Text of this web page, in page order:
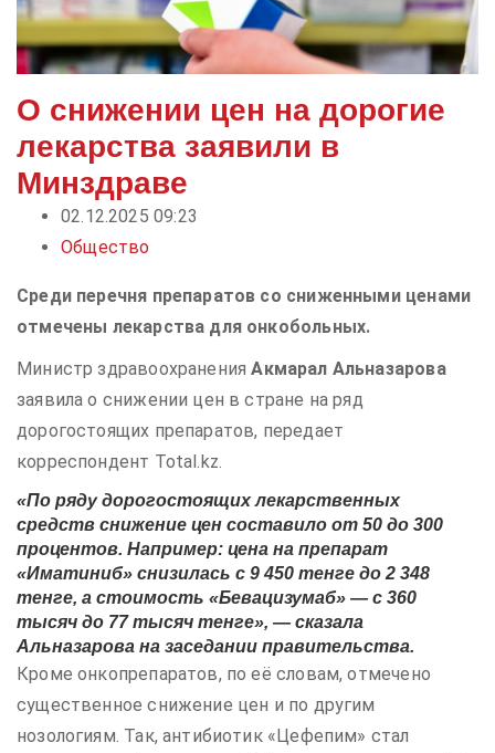
О снижении цен на дорогие
лекарства заявили в
Минздраве
02.12.2025 09:23
Общество
Среди перечня препаратов со сниженными ценами
отмечены лекарства для онкобольных.
Министр здравоохраненияАкмарал Альназарова
заявила о снижении цен в стране на ряд
дорогостоящих препаратов, передает
корреспондент Total.kz.
«По ряду дорогостоящих лекарственных
средств снижение цен составило от 50 до 300
процентов. Например: цена на препарат
«Иматиниб» снизилась с 9 450 тенге до 2 348
тенге, а стоимость «Бевацизумаб» — с 360
тысяч до 77 тысяч тенге», — сказала
Альназарова на заседании правительства.
Кроме онкопрепаратов, по её словам, отмечено
существенное снижение цен и по другим
нозологиям. Так, антибиотик «Цефепим» стал